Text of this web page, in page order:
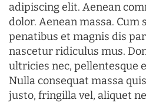
adipiscing elit. Aenean
dolor. Aenean massa. Cum
penatibus et magnis dis
nascetur ridiculus mus.
ultricies nec, pellentesque
Nulla consequat massa
justo, fringilla vel, aliquet